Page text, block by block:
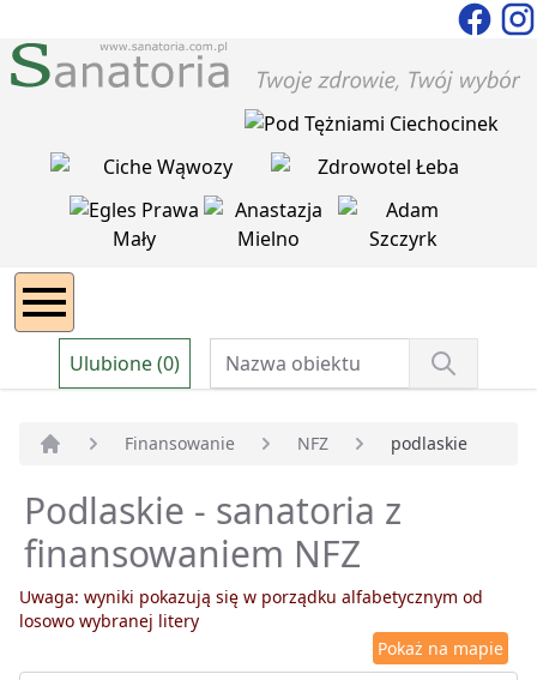
Ulubione (0)
Finansowanie NFZ podlaskie
Podlaskie - sanatoria z
finansowaniem NFZ
Uwaga: wyniki pokazują się w porządku alfabetycznym od
losowo wybranej litery
Pokaż na mapie